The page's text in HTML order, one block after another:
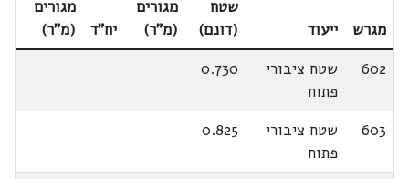
מגרש ייעוד
שטח
(דונם)
מגורים
(מ"ר)
יח"ד
מגורים
(מ"ר)
602
שטח ציבורי
פתוח
0.730
603
שטח ציבורי
פתוח
0.825